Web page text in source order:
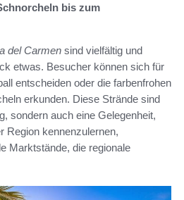
bis zum
del Carmen sind vielfältig und
etwas. Besucher können sich für
entscheiden oder die farbenfrohen
erkunden. Diese Strände sind
sondern auch eine Gelegenheit,
Region kennenzulernen,
Marktstände, die regionale